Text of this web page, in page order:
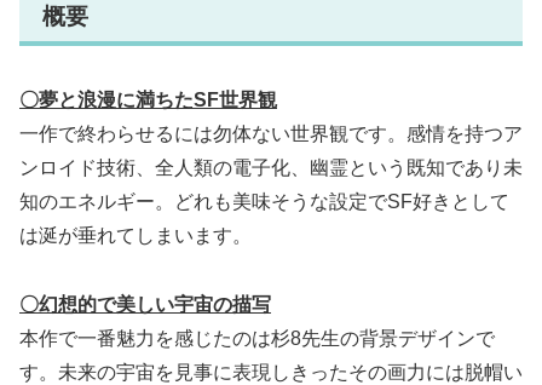
概要
〇夢と浪漫に満ちたSF世界観
一作で終わらせるには勿体ない世界観です。感情を持つア
ンロイド技術、全人類の電子化、幽霊という既知であり未
知のエネルギー。どれも美味そうな設定でSF好きとして
は涎が垂れてしまいます。
〇幻想的で美しい宇宙の描写
本作で一番魅力を感じたのは杉8先生の背景デザインで
す。未来の宇宙を見事に表現しきったその画力には脱帽い